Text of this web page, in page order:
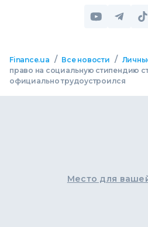
Finance.ua / Все новости /
право на социальную стипендию
официально трудоустроился
Место для